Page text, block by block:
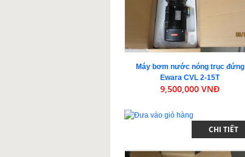
Máy bơm nước nóng trục đứng
Ewara CVL 2-15T
9,500,000 VNĐ
CHI TIẾT